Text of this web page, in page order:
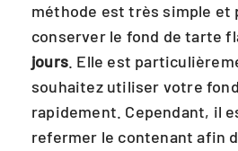
méthode est très simple et
conserver le fond de tarte
jours. Elle est
souhaitez utiliser votre
rapidement. Cependant, il
refermer le contenant afin